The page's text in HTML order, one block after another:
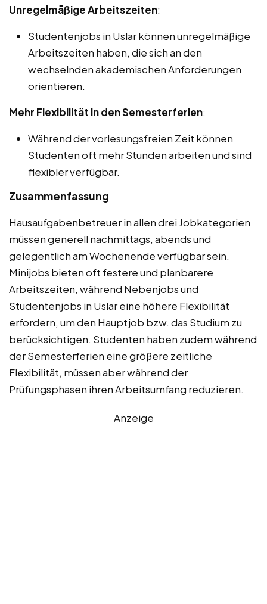
Unregelmäßige Arbeitszeiten:
Studentenjobs in Uslar können unregelmäßige
Arbeitszeiten haben, die sich an den
wechselnden akademischen Anforderungen
orientieren.
Mehr Flexibilität in den Semesterferien:
Während der vorlesungsfreien Zeit können
Studenten oft mehr Stunden arbeiten und sind
flexibler verfügbar.
Zusammenfassung
Hausaufgabenbetreuer in allen drei Jobkategorien
müssen generell nachmittags, abends und
gelegentlich am Wochenende verfügbar sein.
Minijobs bieten oft festere und planbarere
Arbeitszeiten, während Nebenjobs und
Studentenjobs in Uslar eine höhere Flexibilität
erfordern, um den Hauptjob bzw. das Studium zu
berücksichtigen. Studenten haben zudem während
der Semesterferien eine größere zeitliche
Flexibilität, müssen aber während der
Prüfungsphasen ihren Arbeitsumfang reduzieren.
Anzeige